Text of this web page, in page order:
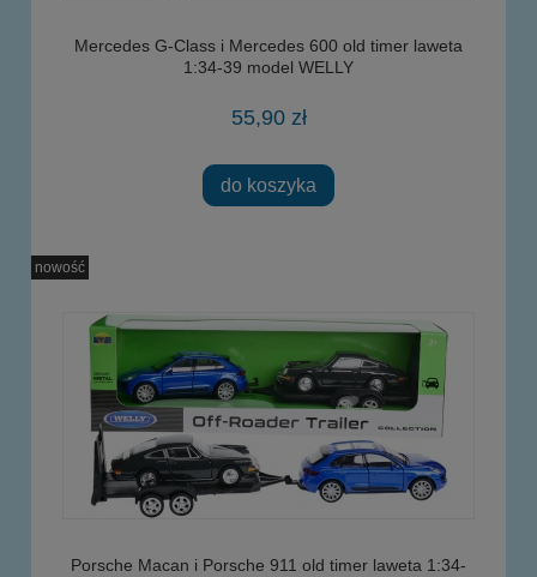
Mercedes G-Class i Mercedes 600 old timer laweta
1:34-39 model WELLY
55,90 zł
do koszyka
Porsche Macan i Porsche 911 old timer laweta 1:34-
nowość